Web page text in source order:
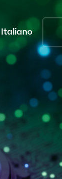
Italiano